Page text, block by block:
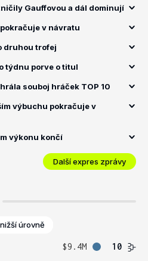
Gauffovou a dál dominují
v návratu
druhou trofej
týdnu porve o titul
souboj hráček TOP 10
výbuchu pokračuje v
výkonu končí
Další expres zprávy
úrovně
$9.4M
10